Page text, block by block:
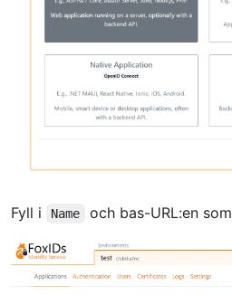
Fyll i Name och bas-URL:en som